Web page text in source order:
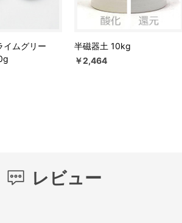
ムグリー
半磁器土 10kg
￥2,464
レビュー